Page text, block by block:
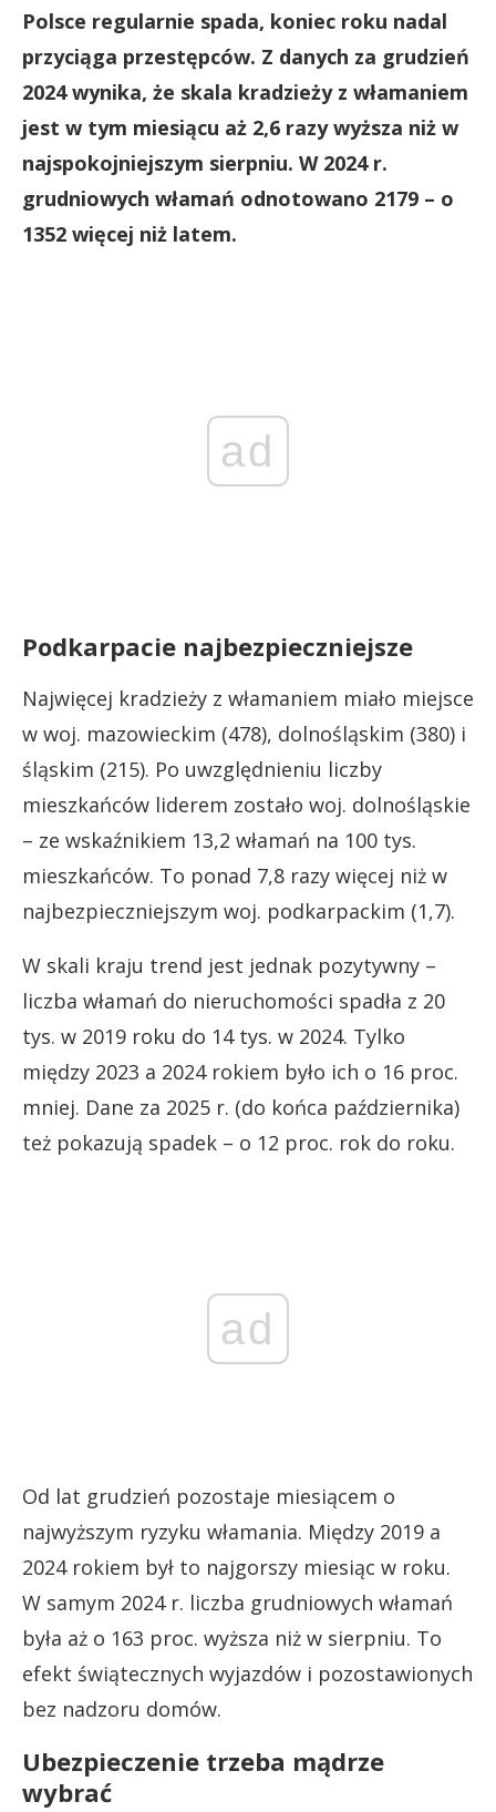
Polsce regularnie spada, koniec roku nadal
przyciąga przestępców. Z danych za grudzień
2024 wynika, że skala kradzieży z włamaniem
jest w tym miesiącu aż 2,6 razy wyższa niż w
najspokojniejszym sierpniu. W 2024 r.
grudniowych włamań odnotowano 2179 – o
1352 więcej niż latem.
ad
Podkarpacie najbezpieczniejsze
Najwięcej kradzieży z włamaniem miało miejsce
w woj. mazowieckim (478), dolnośląskim (380) i
śląskim (215). Po uwzględnieniu liczby
mieszkańców liderem zostało woj. dolnośląskie
– ze wskaźnikiem 13,2 włamań na 100 tys.
mieszkańców. To ponad 7,8 razy więcej niż w
najbezpieczniejszym woj. podkarpackim (1,7).
W skali kraju trend jest jednak pozytywny –
liczba włamań do nieruchomości spadła z 20
tys. w 2019 roku do 14 tys. w 2024. Tylko
między 2023 a 2024 rokiem było ich o 16 proc.
mniej. Dane za 2025 r. (do końca października)
też pokazują spadek – o 12 proc. rok do roku.
ad
Od lat grudzień pozostaje miesiącem o
najwyższym ryzyku włamania. Między 2019 a
2024 rokiem był to najgorszy miesiąc w roku.
W samym 2024 r. liczba grudniowych włamań
była aż o 163 proc. wyższa niż w sierpniu. To
efekt świątecznych wyjazdów i pozostawionych
bez nadzoru domów.
Ubezpieczenie trzeba mądrze
wybrać